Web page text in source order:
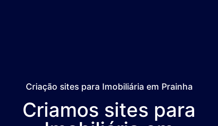
Criação sites para Imobiliária em Prainha
Criamos sites para